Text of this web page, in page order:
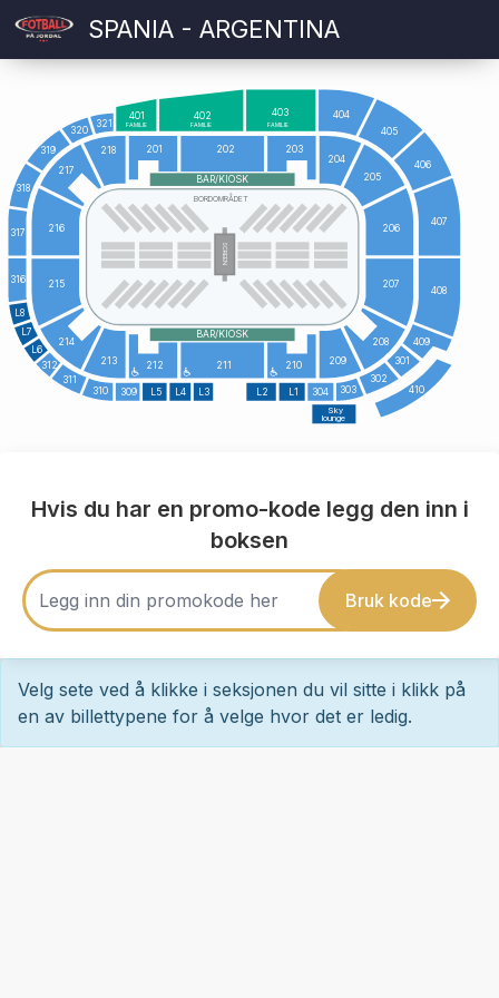
SPANIA - ARGENTINA
SCREEN
BORDOMRÅDET
301
302
303
304
L1
L2
L3
L4
L5
309
310
311
312
L6
L7
L8
316
317
318
319
320
321
Sky
lounge
401 402 403 404
405
406
407
408
409
410
FAMILIE FAMILIE
FAMILIE
201 202 203
204
205
206
207
208
209
210
211
212
213
214
215
216
217
218
BAR/KIOSK
BAR/KIOSK
Hvis du har en promo-kode legg den inn i
boksen
Bruk kode
Velg sete ved å klikke i seksjonen du vil sitte i klikk på
en av billettypene for å velge hvor det er ledig.